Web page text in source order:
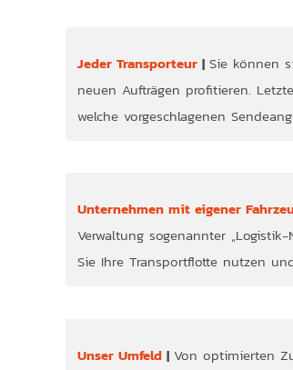
Jeder Transporteur | Sie können
neuen Aufträgen profitieren.
welche vorgeschlagenen
Unternehmen mit eigener
Verwaltung sogenannter
Sie Ihre Transportflotte nutzen
Unser Umfeld | Von optimierten